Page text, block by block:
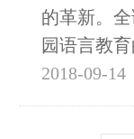
的革新。
园语言教
2018-09-14